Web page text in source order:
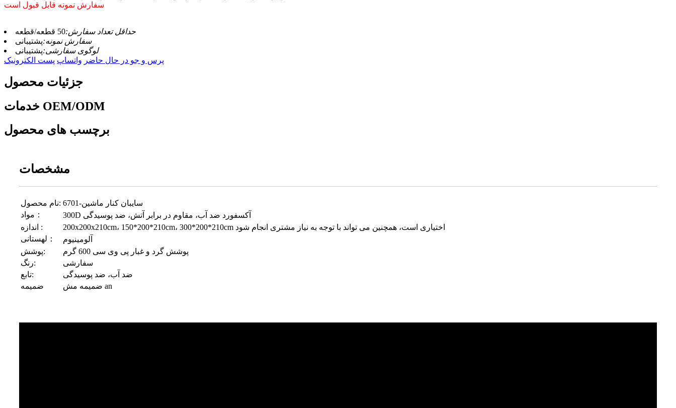
سفارش نمونه قابل قبول است
حداقل تعداد سفارش:50 قطعه/قطعه
سفارش نمونه:پشتیبانی
لوگوی سفارشی:پشتیبانی
پرس و جو در حال حاضر واتساپ پست الکترونیک
جزئیات محصول
خدمات OEM/ODM
برچسب های محصول
مشخصات
نام محصول:
سایبان کنار ماشین-6701
مواد：
300D آکسفورد ضد آب، مقاوم در برابر آتش، ضد پوسیدگی
اندازه :
200x200x210cm، 150*200*210cm، 300*200*210cm اختیاری است، همچنین می تواند با توجه به نیاز مشتری انجام شود
لهستانی：
آلومینیوم
پوشش:
پوشش گرد و غبار پی وی سی 600 گرم
رنگ:
سفارشی
تابع:
ضد آب، ضد پوسیدگی
ضمیمه
ضمیمه مش an